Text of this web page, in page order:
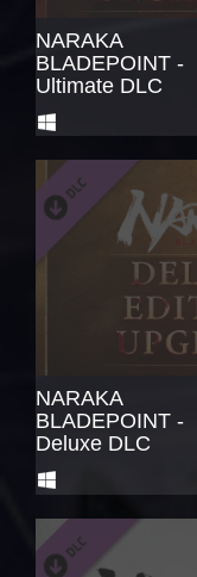
NARAKA
BLADEPOINT -
Ultimate DLC
NARAKA
BLADEPOINT -
Deluxe DLC